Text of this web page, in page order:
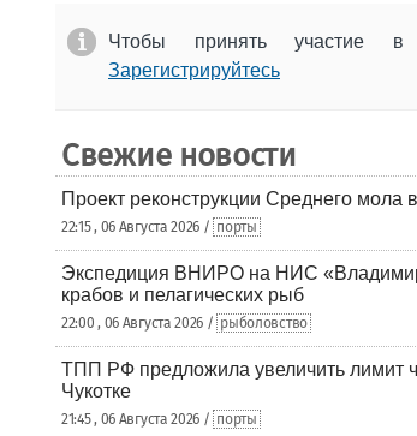
Чтобы принять участие
Зарегистрируйтесь
Свежие новости
Проект реконструкции Среднего мола
22:15 , 06 Августа 2026 / порты
Экспедиция ВНИРО на НИС
крабов и пелагических рыб
22:00 , 06 Августа 2026 / рыболовство
ТПП РФ предложила увеличить лимит
Чукотке
21:45 , 06 Августа 2026 / порты